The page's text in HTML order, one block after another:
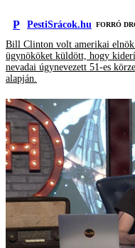
P PestiSrácok.hu FORRÓ
Bill Clinton volt amerikai elnök
ügynököket küldött, hogy
nevadai úgynevezett 51-es
alapján.